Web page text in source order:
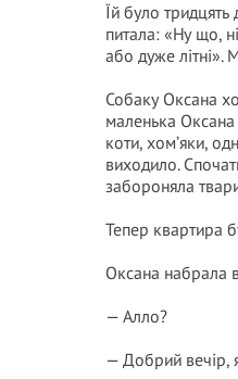
Їй було
питала: «Ну що,
або дуже літні».
Собаку Оксана
маленька Оксана
коти, хом’яки,
виходило.
забороняла
Тепер квартира
Оксана набрала
— Алло?
— Добрий вечір,